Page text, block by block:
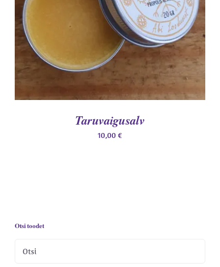
Taruvaigusalv
10,00 €
Otsi toodet